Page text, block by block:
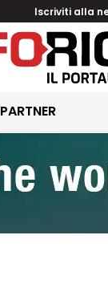
Iscriviti alla
PARTNER